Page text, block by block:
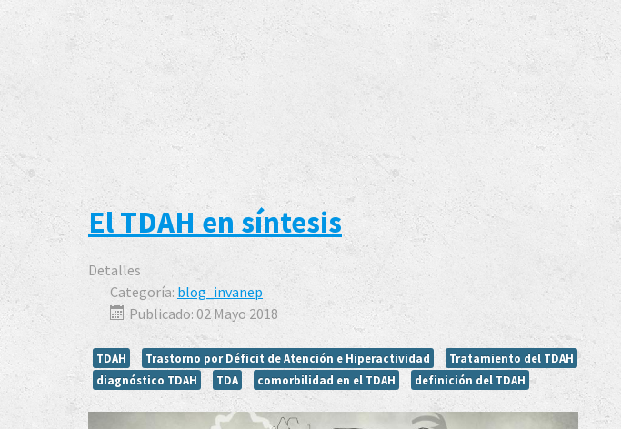
El TDAH en síntesis
Detalles
Categoría: blog_invanep
Publicado: 02 Mayo 2018
TDAH Trastorno por Déficit de Atención e Hiperactividad
Tratamiento del TDAH
diagnóstico TDAH
TDA comorbilidad en el TDAH definición del TDAH